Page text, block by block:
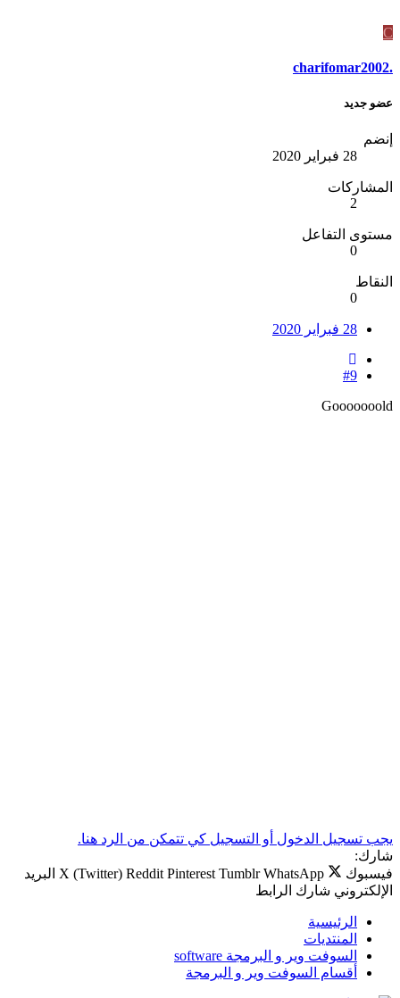
C
charifomar2002.
عضو جديد
إنضم
28 فبراير 2020
المشاركات
2
مستوى التفاعل
0
النقاط
0
28 فبراير 2020
#9
Gooooooold
يجب تسجيل الدخول أو التسجيل كي تتمكن من الرد هنا.
شارك:
فيسبوك
X (Twitter) Reddit Pinterest Tumblr WhatsApp
البريد
الإلكتروني شارك الرابط
الرئيسية
المنتديات
السوفت وير و البرمجة software
أقسام السوفت وير و البرمجة